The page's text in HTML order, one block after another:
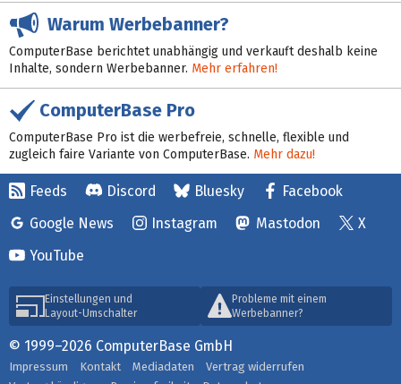
Warum Werbebanner?
ComputerBase berichtet unabhängig und verkauft deshalb keine
Inhalte, sondern Werbebanner. Mehr erfahren!
ComputerBase Pro
ComputerBase Pro ist die werbefreie, schnelle, flexible und
zugleich faire Variante von ComputerBase. Mehr dazu!
Feeds Discord Bluesky
Facebook
Google News
Instagram Mastodon
X
YouTube
Einstellungen und
Layout-Umschalter
Probleme mit einem
Werbebanner?
© 1999–2026 ComputerBase GmbH
Impressum Kontakt Mediadaten
Vertrag widerrufen